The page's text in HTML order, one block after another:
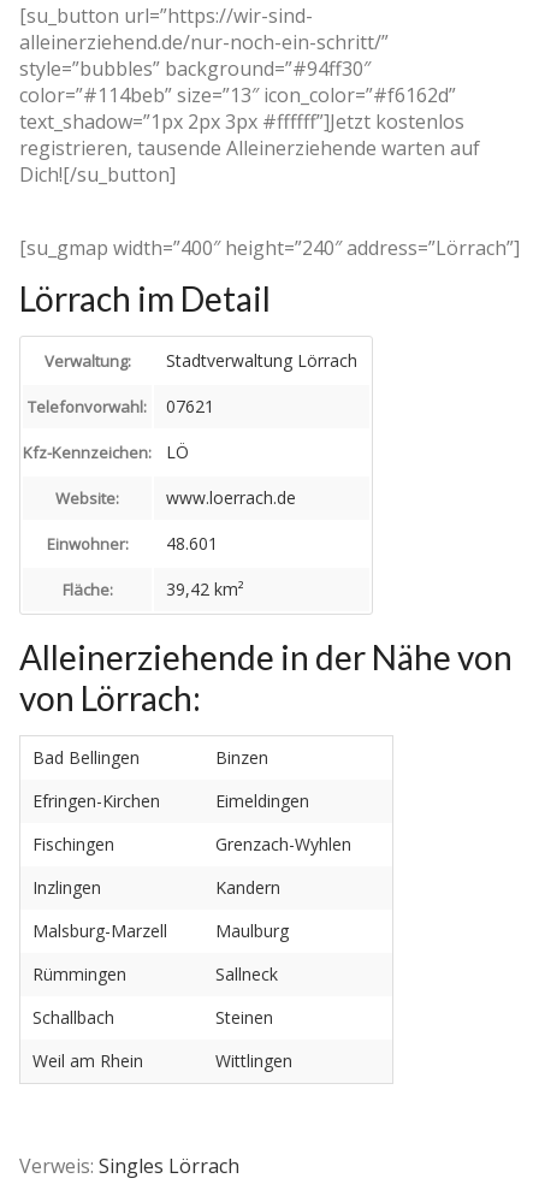
[su_button url=”https://wir-sind-
alleinerziehend.de/nur-noch-ein-schritt/”
style=”bubbles” background=”#94ff30″
color=”#114beb” size=”13″ icon_color=”#f6162d”
text_shadow=”1px 2px 3px #ffffff”]Jetzt kostenlos
registrieren, tausende Alleinerziehende warten auf
Dich![/su_button]
[su_gmap width=”400″ height=”240″ address=”Lörrach”]
Lörrach im Detail
Verwaltung: Stadtverwaltung Lörrach
Telefonvorwahl: 07621
Kfz-Kennzeichen: LÖ
Website: www.loerrach.de
Einwohner: 48.601
Fläche: 39,42 km²
Alleinerziehende in der Nähe von
von Lörrach:
Bad Bellingen
Binzen
Efringen-Kirchen
Eimeldingen
Fischingen
Grenzach-Wyhlen
Inzlingen
Kandern
Malsburg-Marzell
Maulburg
Rümmingen
Sallneck
Schallbach
Steinen
Weil am Rhein
Wittlingen
Verweis: Singles Lörrach